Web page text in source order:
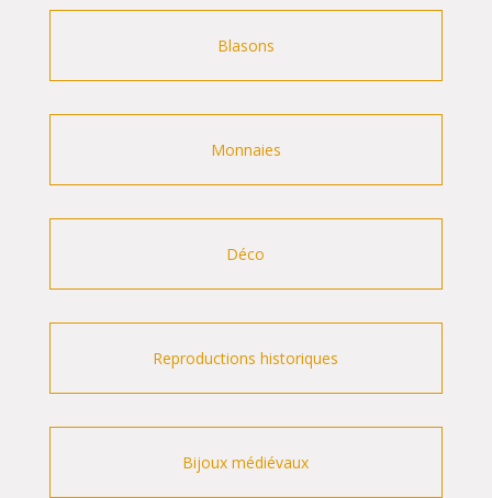
Blasons
Monnaies
Déco
Reproductions historiques
Bijoux médiévaux